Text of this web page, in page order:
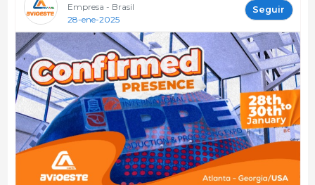
Empresa - Brasil
28-ene-2025
Seguir